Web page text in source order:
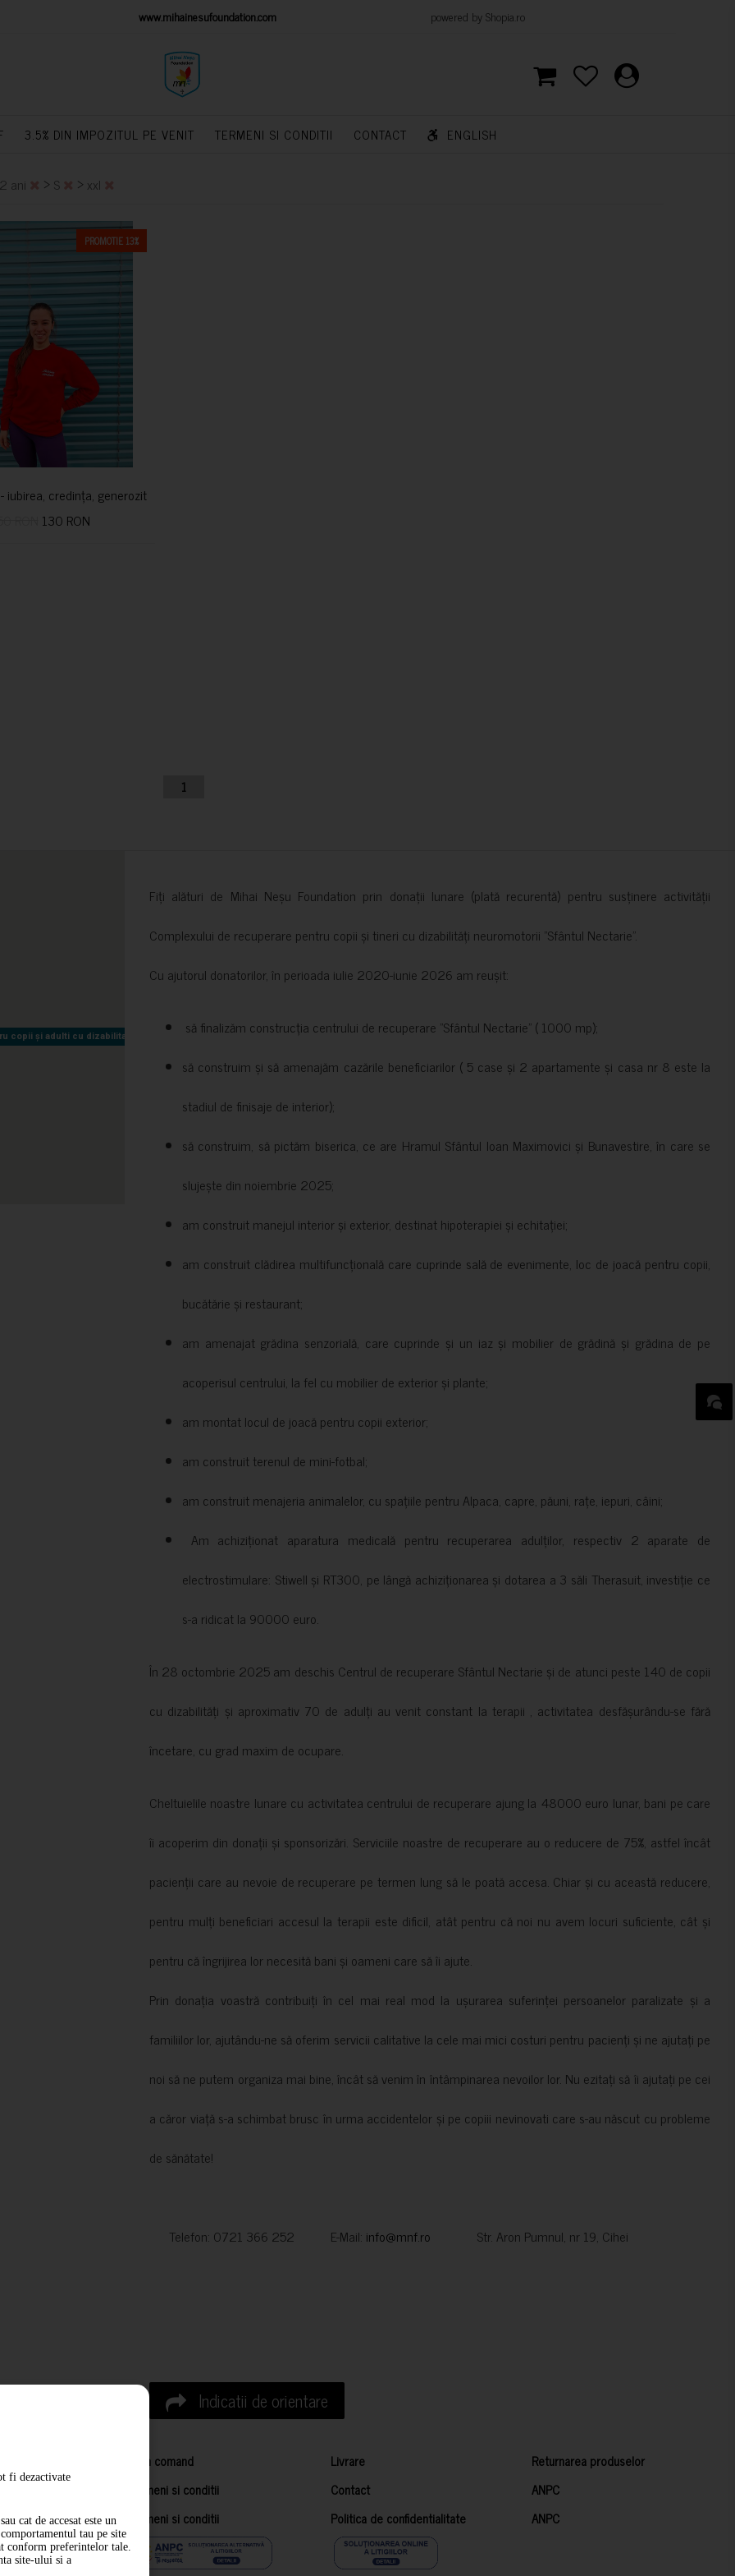
PLATFORM www.mihainesufoundation.com powered by Shopia.ro
3.5% DIN IMPOZITUL PE VENIT TERMENI SI CONDITII CONTACT ENGLISH
ani > S > xxl
PROMOTIE 13%
iubirea, credința, generozitatea vindecă
130 RON
CUMPARA
1
copii și adulti cu dizabilitati neuromotorii Sfântul Nectarie
copii și adulti cu dizabilitati neuromotorii Sfântul Nectarie
Fiți alături de Mihai Neșu Foundation prin donații lunare (plată recurentă) pentru susținere activității
Complexului de recuperare pentru copii și tineri cu dizabilități neuromotorii ”Sfântul Nectarie”.
Cu ajutorul donatorilor, în perioada iulie 2020-iunie 2026 am reușit:
să finalizăm construcția centrului de recuperare ”Sfântul Nectarie” ( 1000 mp);
să construim și să amenajăm cazările beneficiarilor ( 5 case și 2 apartamente și casa nr 8 este la
stadiul de finisaje de interior);
să construim, să pictăm biserica, ce are Hramul Sfântul Ioan Maximovici și Bunavestire, în care se
slujește din noiembrie 2025;
am construit manejul interior și exterior, destinat hipoterapiei și echitației;
am construit clădirea multifuncțională care cuprinde sală de evenimente, loc de joacă pentru copii,
bucătărie și restaurant;
am amenajat grădina senzorială, care cuprinde și un iaz și mobilier de grădină și grădina de pe
acoperisul centrului, la fel cu mobilier de exterior și plante;
am montat locul de joacă pentru copii exterior;
am construit terenul de mini-fotbal;
am construit menajeria animalelor, cu spațiile pentru Alpaca, capre, păuni, rațe, iepuri, câini;
Am achiziționat aparatura medicală pentru recuperarea adulților, respectiv 2 aparate de
electrostimulare: Stiwell și RT300, pe lângă achiziționarea și dotarea a 3 săli Therasuit, investiție ce
s-a ridicat la 90000 euro.
În 28 octombrie 2025 am deschis Centrul de recuperare Sfântul Nectarie și de atunci peste 140 de copii
cu dizabilități și aproximativ 70 de adulți au venit constant la terapii , activitatea desfășurându-se fără
încetare, cu grad maxim de ocupare.
Cheltuielile noastre lunare cu activitatea centrului de recuperare ajung la 48000 euro lunar, bani pe care
îi acoperim din donații și sponsorizări. Serviciile noastre de recuperare au o reducere de 75%, astfel încât
pacienții care au nevoie de recuperare pe termen lung să le poată accesa. Chiar și cu această reducere,
pentru mulți beneficiari accesul la terapii este dificil, atât pentru că noi nu avem locuri suficiente, cât și
pentru că îngrijirea lor necesită bani și oameni care să îi ajute.
Prin donația voastră contribuiți în cel mai real mod la ușurarea suferinței persoanelor paralizate și a
familiilor lor, ajutându-ne să oferim servicii calitative la cele mai mici costuri pentru pacienți și ne ajutați pe
noi să ne putem organiza mai bine, încât să venim în întâmpinarea nevoilor lor. Nu ezitați să îi ajutați pe cei
a căror viață s-a schimbat brusc în urma accidentelor și pe copiii nevinovati care s-au născut cu probleme
de sănătate!
Telefon: 0721 366 252 E-Mail: info@mnf.ro Str. Aron Pumnul, nr 19, Cihei
Indicatii de orientare
Cum comand Livrare
Returnarea produselor
Termeni si conditii
Contact
ANPC
Termeni si conditii
Politica de confidentialitate ANPC
fi dezactivate
cat de accesat este un
tau pe site
conform preferintelor tale.
site-ului si a